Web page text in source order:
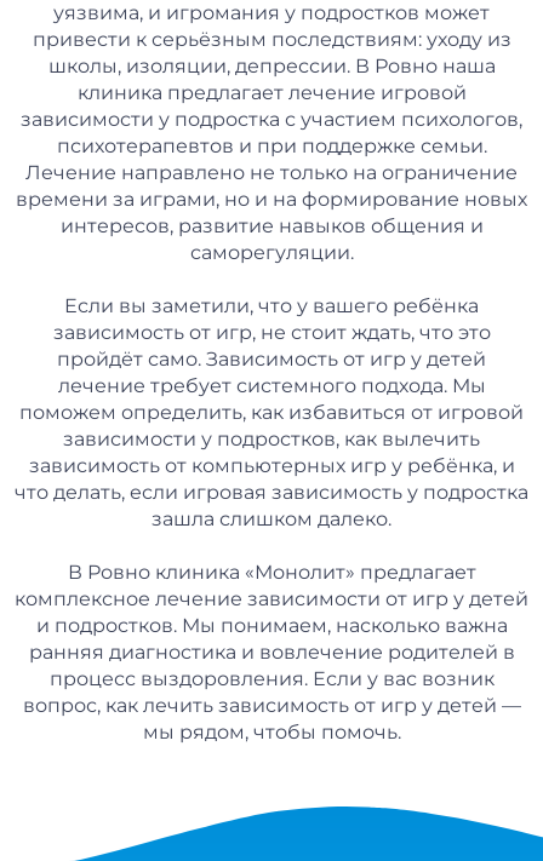
уязвима, и игромания у подростков может
привести к серьёзным последствиям: уходу из
школы, изоляции, депрессии. В Ровно наша
клиника предлагает лечение игровой
зависимости у подростка с участием психологов,
психотерапевтов и при поддержке семьи.
Лечение направлено не только на ограничение
времени за играми, но и на формирование новых
интересов, развитие навыков общения и
саморегуляции.
Если вы заметили, что у вашего ребёнка
зависимость от игр, не стоит ждать, что это
пройдёт само. Зависимость от игр у детей
лечение требует системного подхода. Мы
поможем определить, как избавиться от игровой
зависимости у подростков, как вылечить
зависимость от компьютерных игр у ребёнка, и
что делать, если игровая зависимость у подростка
зашла слишком далеко.
В Ровно клиника «Монолит» предлагает
комплексное лечение зависимости от игр у детей
и подростков. Мы понимаем, насколько важна
ранняя диагностика и вовлечение родителей в
процесс выздоровления. Если у вас возник
вопрос, как лечить зависимость от игр у детей —
мы рядом, чтобы помочь.